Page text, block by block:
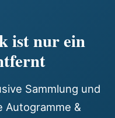
ist nur ein
Sammlung und
Autogramme &